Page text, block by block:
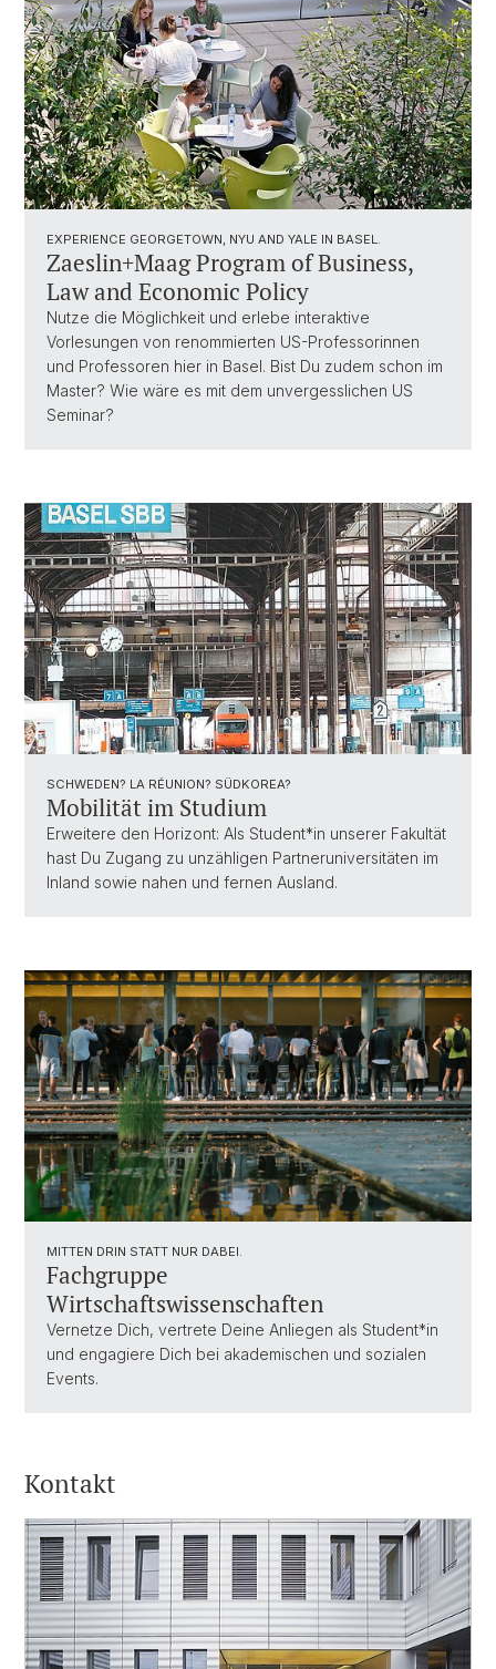
EXPERIENCE GEORGETOWN, NYU AND YALE IN BASEL.
Zaeslin+Maag Program of Business,
Law and Economic Policy
Nutze die Möglichkeit und erlebe interaktive
Vorlesungen von renommierten US-Professorinnen
und Professoren hier in Basel. Bist Du zudem schon im
Master? Wie wäre es mit dem unvergesslichen US
Seminar?
SCHWEDEN? LA RÉUNION? SÜDKOREA?
Mobilität im Studium
Erweitere den Horizont: Als Student*in unserer Fakultät
hast Du Zugang zu unzähligen Partneruniversitäten im
Inland sowie nahen und fernen Ausland.
MITTEN DRIN STATT NUR DABEI.
Fachgruppe
Wirtschaftswissenschaften
Vernetze Dich, vertrete Deine Anliegen als Student*in
und engagiere Dich bei akademischen und sozialen
Events.
Kontakt